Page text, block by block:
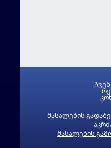
მასალების
მასალების